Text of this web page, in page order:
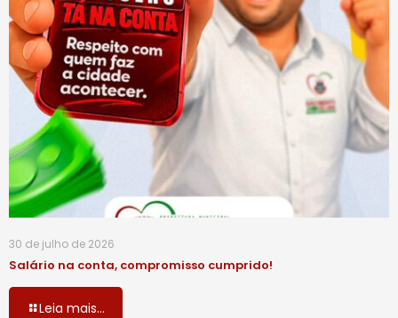
30 de julho de 2026
Salário na conta, compromisso cumprido!
Leia mais...